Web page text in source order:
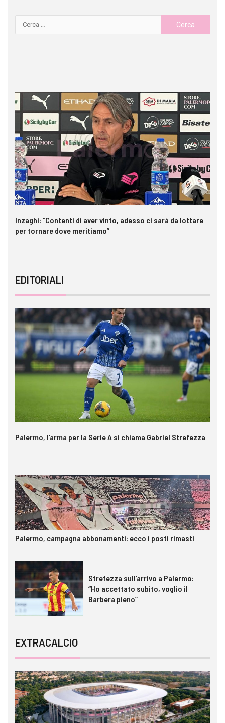
Inzaghi: “Contenti di aver vinto, adesso ci sarà da lottare
per tornare dove meritiamo”
EDITORIALI
Palermo, l’arma per la Serie A si chiama Gabriel Strefezza
Palermo, campagna abbonamenti: ecco i posti rimasti
Strefezza sull’arrivo a Palermo:
“Ho accettato subito, voglio il
Barbera pieno”
EXTRACALCIO